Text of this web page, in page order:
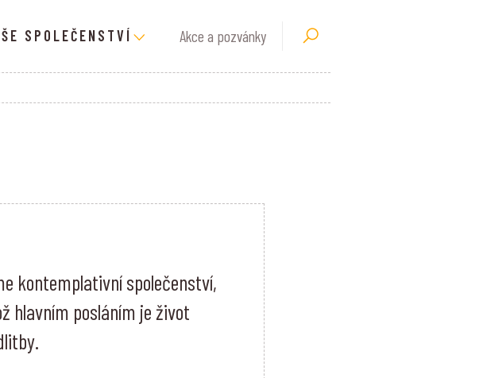
SPOLEČENSTVÍ Akce a pozvánky
kontemplativní společenství,
hlavním posláním je život